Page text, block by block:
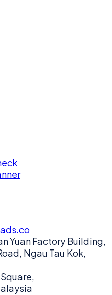
Yuan Factory Building,
Ngau Tau Kok,